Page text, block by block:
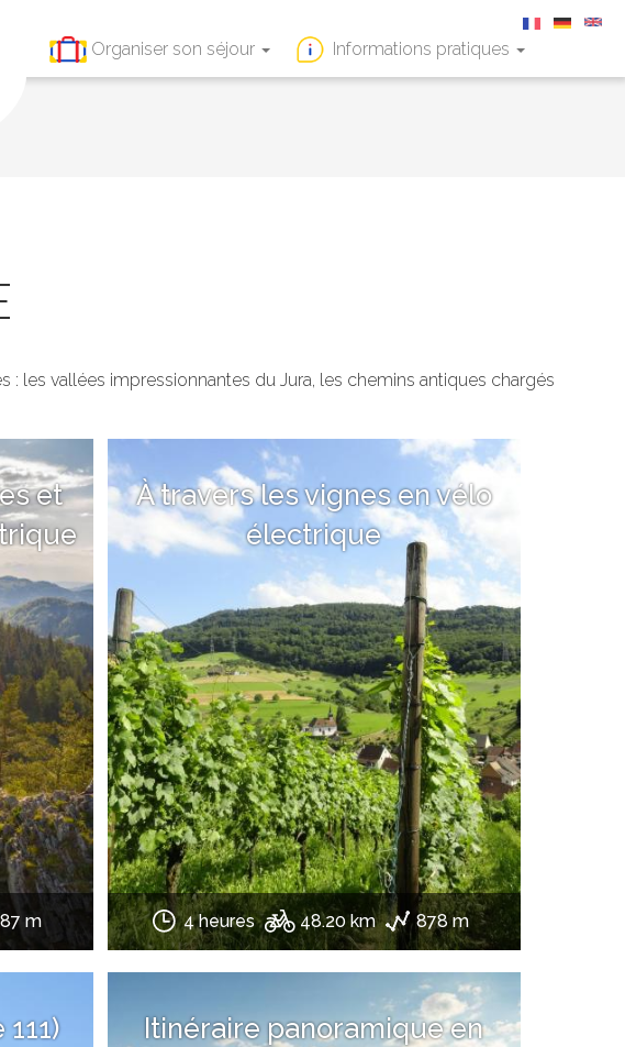
Organiser son séjour Informations pratiques
les vallées impressionnantes du Jura, les chemins antiques chargés
et
m
À travers les vignes en vélo
électrique
4 heures 48.20 km 878 m
Itinéraire panoramique en